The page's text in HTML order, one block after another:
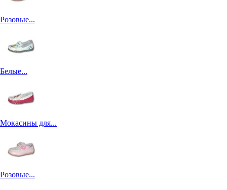
Розовые...
Белые...
Мокасины для...
Розовые...